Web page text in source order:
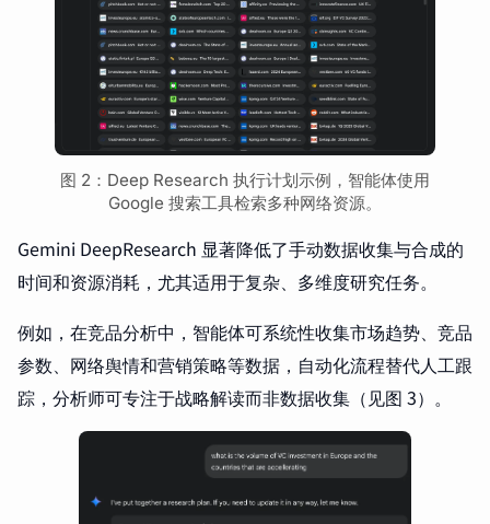
图 2：Deep Research 执行计划示例，智能体使用
Google 搜索工具检索多种网络资源。
Gemini DeepResearch 显著降低了手动数据收集与合成的
时间和资源消耗，尤其适用于复杂、多维度研究任务。
例如，在竞品分析中，智能体可系统性收集市场趋势、竞品
参数、网络舆情和营销策略等数据，自动化流程替代人工跟
踪，分析师可专注于战略解读而非数据收集（见图 3）。